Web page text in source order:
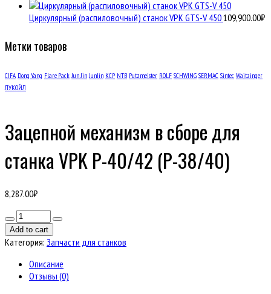
Циркулярный (распиловочный) станок VPK GTS-V 450109,900.00₽
Метки товаров
CIFA Dong Yang Flare Pack Jun Jin JunJin KCP NTB Putzmeister ROLF SCHWING SERMAC Sintec Waitzinger
ЛУКОЙЛ
Зацепной механизм в сборе для
станка VPK Р-40/42 (Р-38/40)
8,287.00₽
Количество
товара
Зацепной
механизм
сборе
Add to cart
Категория: Запчасти для станков
Описание
Отзывы (0)